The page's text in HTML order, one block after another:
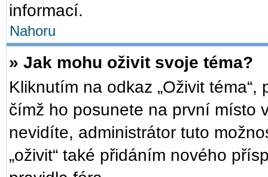
informací.
Nahoru
» Jak mohu oživit svoje téma?
Kliknutím na odkaz „Oživit
čímž ho posunete na první místo
nevidíte, administrátor tuto
„oživit“ také přidáním nového